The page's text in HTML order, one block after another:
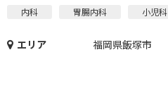
内科 胃腸内科 小児科
エリア 福岡県飯塚市